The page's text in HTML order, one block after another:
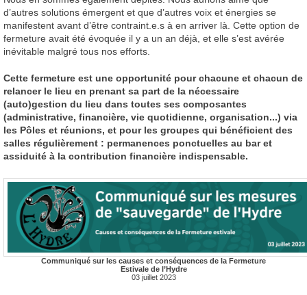
d’autres solutions émergent et que d’autres voix et énergies se
manifestent avant d’être contraint.e.s à en arriver là. Cette option de
fermeture avait été évoquée il y a un an déjà, et elle s’est avérée
inévitable malgré tous nos efforts.
Cette fermeture est une opportunité pour chacune et chacun de
relancer le lieu en prenant sa part de la nécessaire
(auto)gestion du lieu dans toutes ses composantes
(administrative, financière, vie quotidienne, organisation...) via
les Pôles et réunions, et pour les groupes qui bénéficient des
salles régulièrement : permanences ponctuelles au bar et
assiduité à la contribution financière indispensable.
Communiqué sur les causes et conséquences de la Fermeture
Estivale de l’Hydre
03 juillet 2023